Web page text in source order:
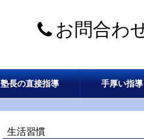
お問合わ
塾長の直接指導 手厚い指導
生活習慣